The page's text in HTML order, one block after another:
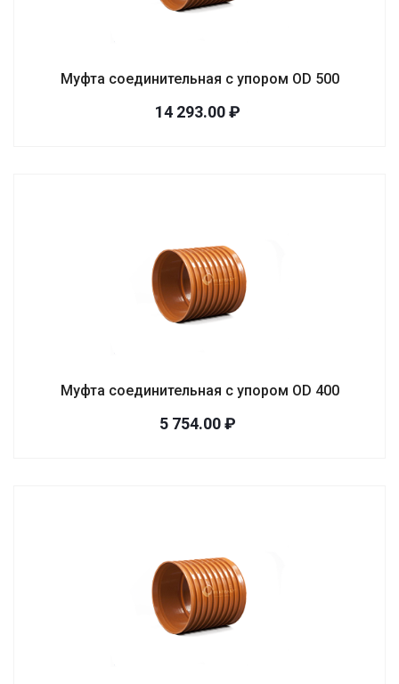
Муфта соединительная с упором OD 500
14 293.00 ₽
Муфта соединительная с упором OD 400
5 754.00 ₽